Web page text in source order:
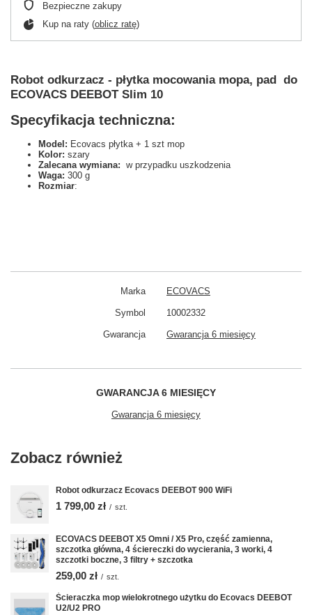
Bezpieczne zakupy
Kup na raty (oblicz ratę)
Robot odkurzacz - płytka mocowania mopa, pad do
ECOVACS DEEBOT Slim 10
Specyfikacja techniczna:
Model: Ecovacs płytka + 1 szt mop
Kolor: szary
Zalecana wymiana: w przypadku uszkodzenia
Waga: 300 g
Rozmiar:
Marka ECOVACS
Symbol 10002332
Gwarancja Gwarancja 6 miesięcy
GWARANCJA 6 MIESIĘCY
Gwarancja 6 miesięcy
Zobacz również
Robot odkurzacz Ecovacs DEEBOT 900 WiFi
1 799,00 zł / szt.
ECOVACS DEEBOT X5 Omni / X5 Pro, część zamienna,
szczotka główna, 4 ściereczki do wycierania, 3 worki, 4
szczotki boczne, 3 filtry + szczotka
259,00 zł / szt.
Ścieraczka mop wielokrotnego użytku do Ecovacs DEEBOT
U2/U2 PRO